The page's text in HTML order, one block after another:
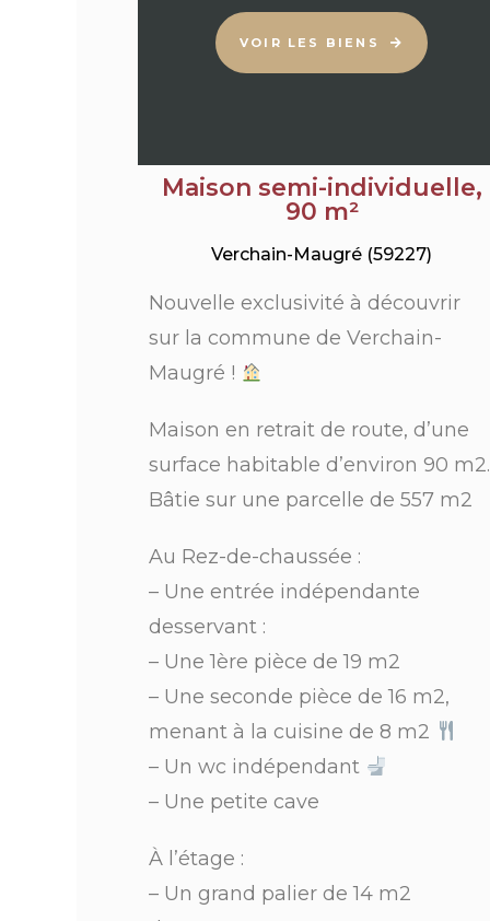
Maison semi-individuelle,
90 m²
Verchain-Maugré (59227)
Nouvelle exclusivité à découvrir
sur la commune de Verchain-
Maugré !
Maison en retrait de route, d’une
surface habitable d’environ 90 m2.
Bâtie sur une parcelle de 557 m2
Au Rez-de-chaussée :
– Une entrée indépendante
desservant :
– Une 1ère pièce de 19 m2
– Une seconde pièce de 16 m2,
menant à la cuisine de 8 m2
– Un wc indépendant
– Une petite cave
À l’étage :
– Un grand palier de 14 m2
VOIR LES BIENS